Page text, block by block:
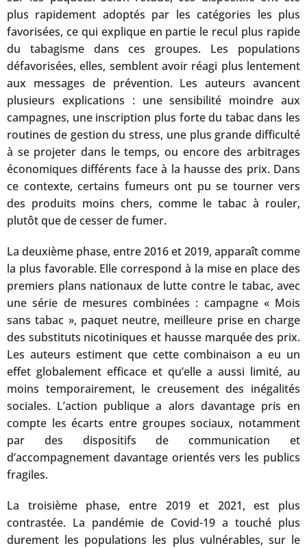
plus rapidement adoptés par les catégories les plus
favorisées, ce qui explique en partie le recul plus rapide
du tabagisme dans ces groupes. Les populations
défavorisées, elles, semblent avoir réagi plus lentement
aux messages de prévention. Les auteurs avancent
plusieurs explications : une sensibilité moindre aux
campagnes, une inscription plus forte du tabac dans les
routines de gestion du stress, une plus grande difficulté
à se projeter dans le temps, ou encore des arbitrages
économiques différents face à la hausse des prix. Dans
ce contexte, certains fumeurs ont pu se tourner vers
des produits moins chers, comme le tabac à rouler,
plutôt que de cesser de fumer.
La deuxième phase, entre 2016 et 2019, apparaît comme
la plus favorable. Elle correspond à la mise en place des
premiers plans nationaux de lutte contre le tabac, avec
une série de mesures combinées : campagne « Mois
sans tabac », paquet neutre, meilleure prise en charge
des substituts nicotiniques et hausse marquée des prix.
Les auteurs estiment que cette combinaison a eu un
effet globalement efficace et qu’elle a aussi limité, au
moins temporairement, le creusement des inégalités
sociales. L’action publique a alors davantage pris en
compte les écarts entre groupes sociaux, notamment
par des dispositifs de communication et
d’accompagnement davantage orientés vers les publics
fragiles.
La troisième phase, entre 2019 et 2021, est plus
contrastée. La pandémie de Covid-19 a touché plus
durement les populations les plus vulnérables, sur le